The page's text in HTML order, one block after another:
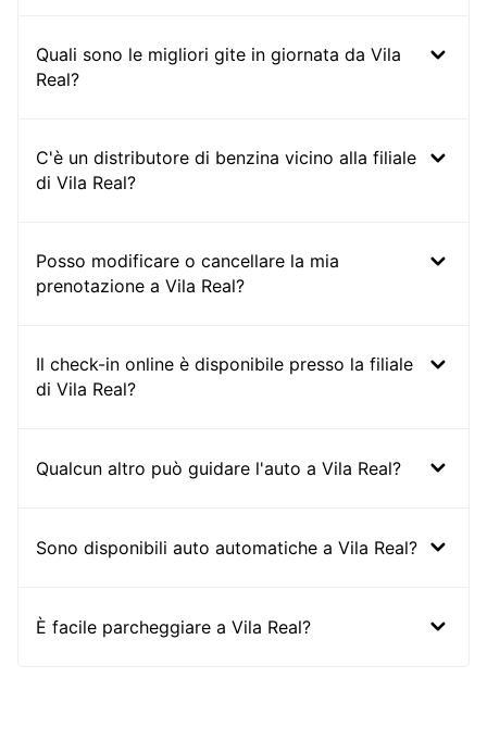
Quali sono le migliori gite in giornata da Vila
Real?
C'è un distributore di benzina vicino alla filiale
di Vila Real?
Posso modificare o cancellare la mia
prenotazione a Vila Real?
Il check-in online è disponibile presso la filiale
di Vila Real?
Qualcun altro può guidare l'auto a Vila Real?
Sono disponibili auto automatiche a Vila Real?
È facile parcheggiare a Vila Real?